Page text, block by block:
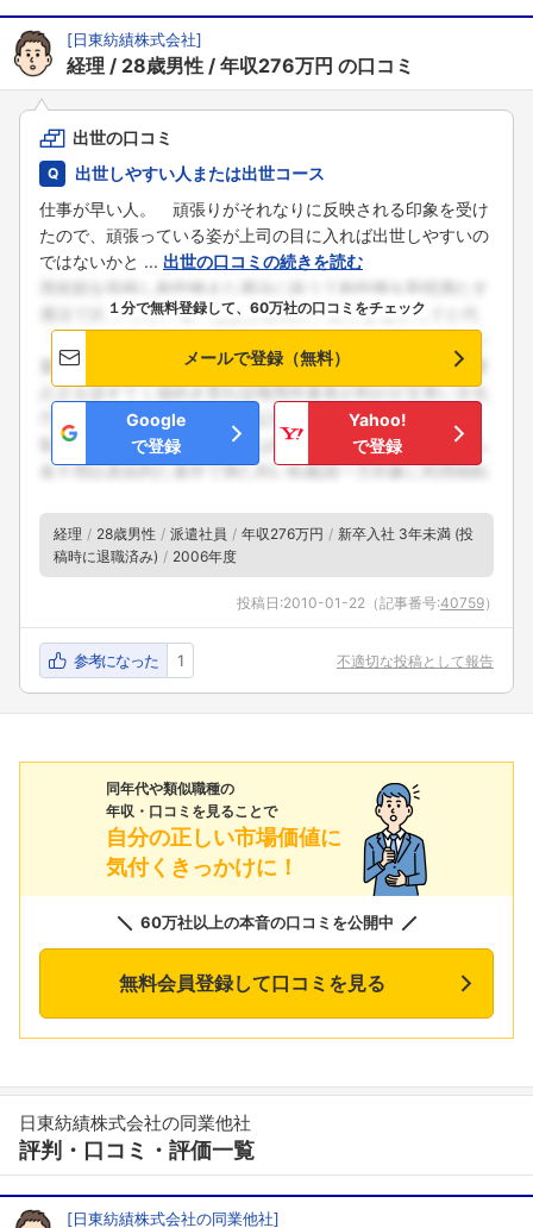
[日東紡績株式会社]
経理 28歳男性 年収276万円 の口コミ
出世の口コミ
出世しやすい人または出世コース
仕事が早い人。 頑張りがそれなりに反映される印象を受け
たので、頑張っている姿が上司の目に入れば出世しやすいの
ではないかと ... 出世の口コミの続きを読む
１分で無料登録して、60万社の口コミをチェック
メールで登録（無料）
Google
で登録
Yahoo!
で登録
経理 28歳男性 派遣社員 年収276万円
新卒入社 3年未満 (投
稿時に退職済み)
2006年度
投稿日:2010-01-22 （記事番号:40759）
参考になった 1 不適切な投稿として報告
同年代や類似職種の
年収・口コミを見ることで
自分の正しい市場価値に
気付くきっかけに！
60万社以上の本音の口コミを公開中
無料会員登録して口コミを見る
日東紡績株式会社の同業他社
評判・口コミ・評価一覧
[日東紡績株式会社の同業他社]